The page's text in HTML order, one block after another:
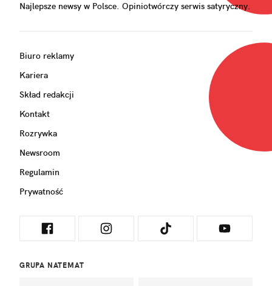
Najlepsze newsy w Polsce. Opiniotwórczy serwis satyryczny.
Biuro reklamy
Kariera
Skład redakcji
Kontakt
Rozrywka
Newsroom
Regulamin
Prywatność
GRUPA NATEMAT